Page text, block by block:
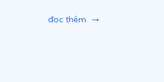
đọc thêm